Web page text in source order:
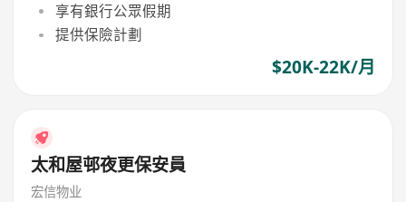
享有銀行公眾假期
提供保險計劃
$20K-22K/月
太和屋邨夜更保安員
宏信物业